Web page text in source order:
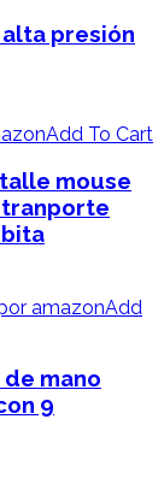
presión
Add To Cart
mouse
tranporte
Add
mano
9